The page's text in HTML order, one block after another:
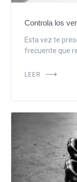
Controla los
Esta vez te
frecuente que
LEER